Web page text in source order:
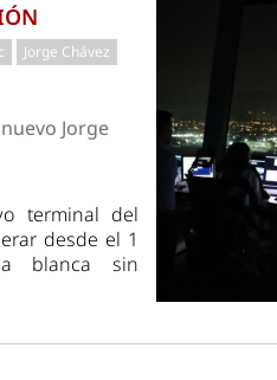
Jorge Chávez
Jorge
terminal del
desde el 1
blanca sin